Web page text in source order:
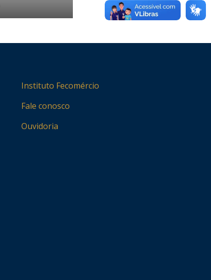
Instituto Fecomércio
Fale conosco
Ouvidoria